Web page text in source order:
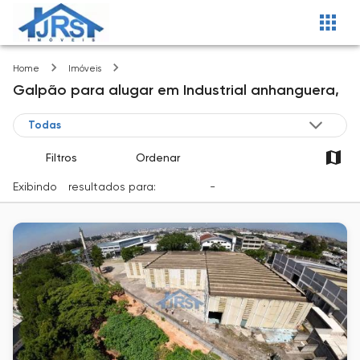
Home Imóveis
Galpão para alugar em Industrial anhanguera,
Filtros Ordenar
Exibindo resultados para: -